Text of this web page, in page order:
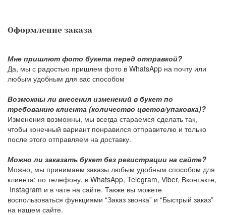
Оформление заказа
Мне пришлют фото букета перед отправкой?
Да, мы с радостью пришлем фото в WhatsApp на почту или
любым удобным для вас способом
Возможны ли внесения изменений в букет по
требованию клиента (количество цветов/упаковка)?
Изменения возможны, мы всегда стараемся сделать так,
чтобы конечный вариант понравился отправителю и только
после этого отправляем на доставку.
Можно ли заказать букет без регистрации на сайте?
Можно, мы принимаем заказы любым удобным способом для
клиента: по телефону, в WhatsApp, Telegram, Viber, Вконтакте,
Instagram и в чате на сайте. Также вы можете
воспользоваться функциями “Заказ звонка” и “Быстрый заказ”
на нашем сайте.